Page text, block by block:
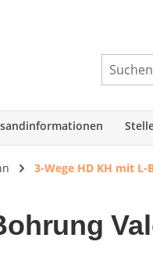
Kategorie Shop
3-Wege HD KH mit L-